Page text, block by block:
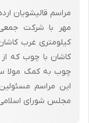
مراسم قالیشویان
کیلومتری غرب
کاشان با چوب که از
چوب به کمک مولا
این مراسم
مجلس شورای